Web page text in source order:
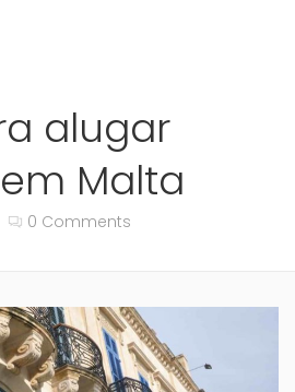
alugar
Malta
0 Comments